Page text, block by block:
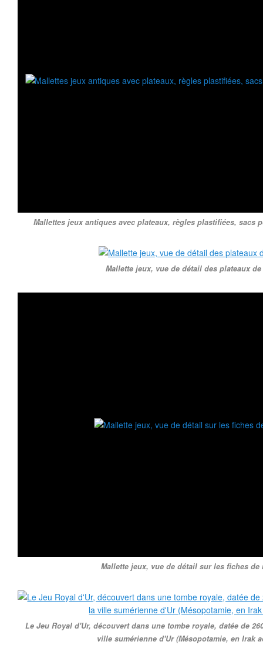
Mallettes jeux antiques avec plateaux, règles plastifiées, sacs
Mallette jeux, vue de détail des plateaux
Mallette jeux, vue de détail sur les fiches de
Le Jeu Royal d'Ur, découvert dans une tombe royale, datée de
ville sumérienne d'Ur (Mésopotamie, en Irak